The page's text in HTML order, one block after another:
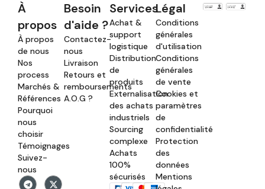
À
propos
À propos
de nous
Nos
process
Marchés &
Références
Pourquoi
nous
choisir
Témoignages
Suivez-
nous
Besoin
d'aide ?
Contactez-
nous
Livraison
Retours et
remboursements
A.O.G ?
Services
Achat &
support
logistique
Distribution
de
produits
Externalisation
des achats
industriels
Sourcing
complexe
Achats
100%
sécurisés
Légal
Conditions
générales
d'utilisation
Conditions
générales
de vente
Cookies et
paramètres
de
confidentialité
Protection
des
données
Mentions